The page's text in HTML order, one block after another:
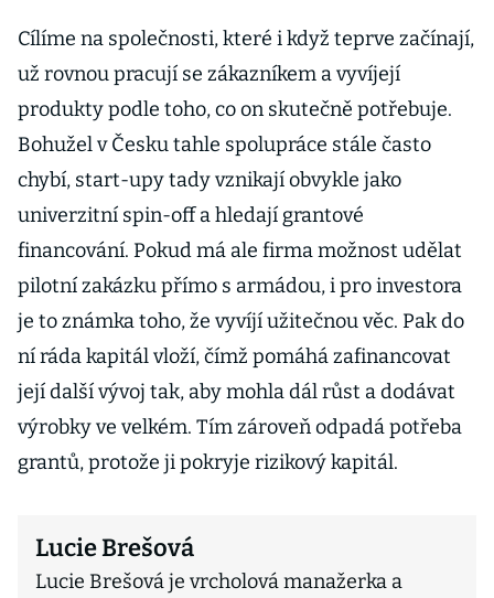
Cílíme na společnosti, které i když teprve začínají,
už rovnou pracují se zákazníkem a vyvíjejí
produkty podle toho, co on skutečně potřebuje.
Bohužel v Česku tahle spolupráce stále často
chybí, start-upy tady vznikají obvykle jako
univerzitní spin-off a hledají grantové
financování. Pokud má ale firma možnost udělat
pilotní zakázku přímo s armádou, i pro investora
je to známka toho, že vyvíjí užitečnou věc. Pak do
ní ráda kapitál vloží, čímž pomáhá zafinancovat
její další vývoj tak, aby mohla dál růst a dodávat
výrobky ve velkém. Tím zároveň odpadá potřeba
grantů, protože ji pokryje rizikový kapitál.
Lucie Brešová
Lucie Brešová je vrcholová manažerka a